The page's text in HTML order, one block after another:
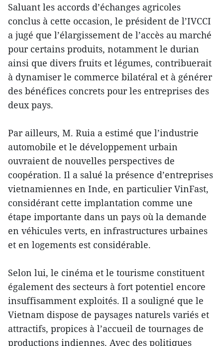
Saluant les accords d’échanges agricoles
conclus à cette occasion, le président de l’IVCCI
a jugé que l’élargissement de l’accès au marché
pour certains produits, notamment le durian
ainsi que divers fruits et légumes, contribuerait
à dynamiser le commerce bilatéral et à générer
des bénéfices concrets pour les entreprises des
deux pays.
Par ailleurs, M. Ruia a estimé que l’industrie
automobile et le développement urbain
ouvraient de nouvelles perspectives de
coopération. Il a salué la présence d’entreprises
vietnamiennes en Inde, en particulier VinFast,
considérant cette implantation comme une
étape importante dans un pays où la demande
en véhicules verts, en infrastructures urbaines
et en logements est considérable.
Selon lui, le cinéma et le tourisme constituent
également des secteurs à fort potentiel encore
insuffisamment exploités. Il a souligné que le
Vietnam dispose de paysages naturels variés et
attractifs, propices à l’accueil de tournages de
productions indiennes. Avec des politiques